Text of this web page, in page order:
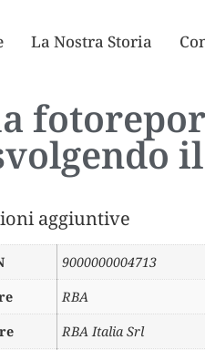
La Nostra Storia
aggiuntive
9000000004713
RBA
RBA Italia Srl